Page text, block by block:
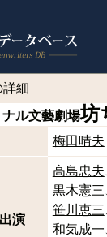
詳細
ル文藝劇場坊
梅田晴夫
演
高島忠夫
黒木憲三
笹川恵三
和気成一